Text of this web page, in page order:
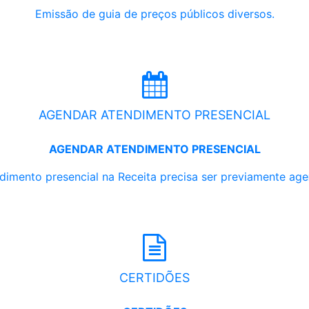
Emissão de guia de preços públicos diversos.
AGENDAR ATENDIMENTO PRESENCIAL
AGENDAR ATENDIMENTO PRESENCIAL
presencial na Receita precisa ser previamente
CERTIDÕES